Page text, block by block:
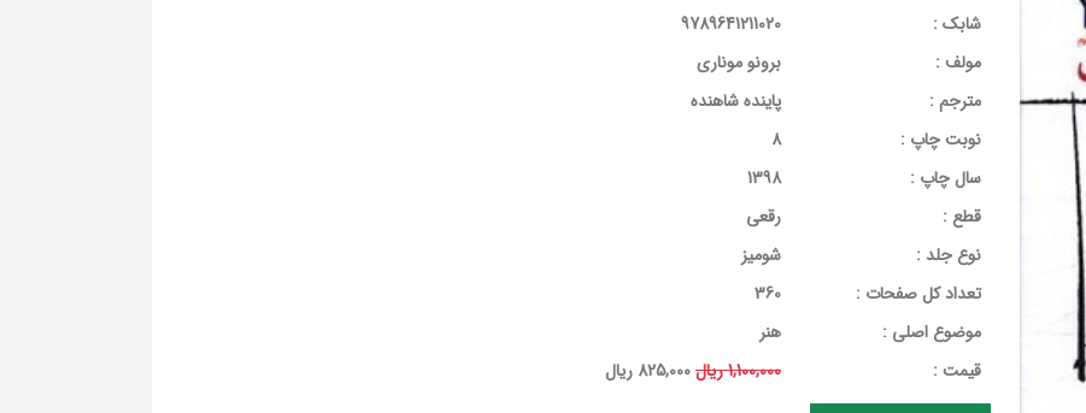
شابک :
9789641211020
مولف :
برونو موناری
مترجم :
پاینده شاهنده
نوبت چاپ :
8
سال چاپ :
1398
قطع :
رقعی
نوع جلد :
شومیز
تعداد کل صفحات :
360
موضوع اصلی :
هنر
قيمت :
1,100,000 ریال 825,000 ریال